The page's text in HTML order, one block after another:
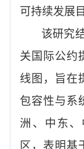
可持续发展
该研究
关国际公约
线图，旨在
包容性与系
洲、中东
区，表明基